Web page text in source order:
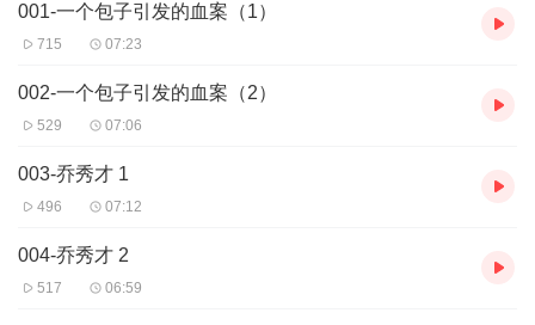
001-一个包子引发的血案（1）
715 07:23
002-一个包子引发的血案（2）
529 07:06
003-乔秀才 1
496 07:12
004-乔秀才 2
517 06:59